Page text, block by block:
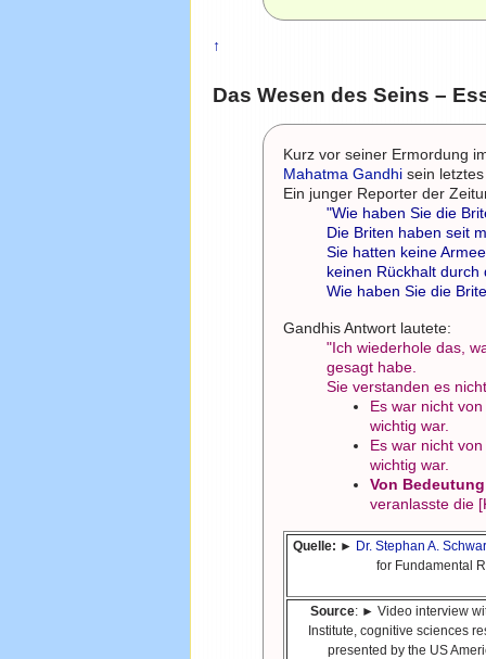
↑
Das Wesen des Seins –
Kurz vor seiner Ermordung
Mahatma Gandhi sein
Ein junger Reporter der
"Wie haben Sie die
Die Briten haben seit
Sie hatten keine
keinen Rückhalt durch
Wie haben Sie die
Gandhis Antwort lautete:
"Ich wiederhole das,
gesagt habe.
Sie verstanden es
Es war nicht
wichtig war.
Es war nicht
wichtig war.
Von
veranlasste die
Quelle: ► Dr. Stephan A.
for Fundamental
Source: ► Video interview
Institute, cognitive sciences
presented by the US